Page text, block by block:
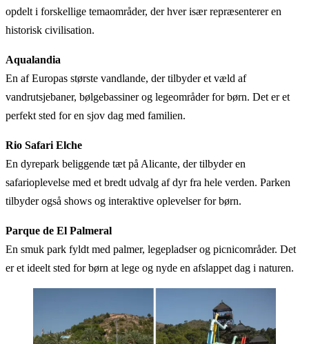
opdelt i forskellige temaområder, der hver især repræsenterer en
historisk civilisation.
Aqualandia
En af Europas største vandlande, der tilbyder et væld af
vandrutsjebaner, bølgebassiner og legeområder for børn. Det er et
perfekt sted for en sjov dag med familien.
Rio Safari Elche
En dyrepark beliggende tæt på Alicante, der tilbyder en
safarioplevelse med et bredt udvalg af dyr fra hele verden. Parken
tilbyder også shows og interaktive oplevelser for børn.
Parque de El Palmeral
En smuk park fyldt med palmer, legepladser og picnicområder. Det
er et ideelt sted for børn at lege og nyde en afslappet dag i naturen.